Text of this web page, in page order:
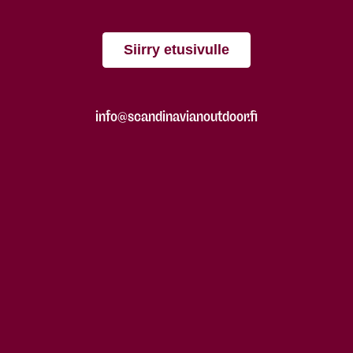
Siirry etusivulle
info@scandinavianoutdoor.fi